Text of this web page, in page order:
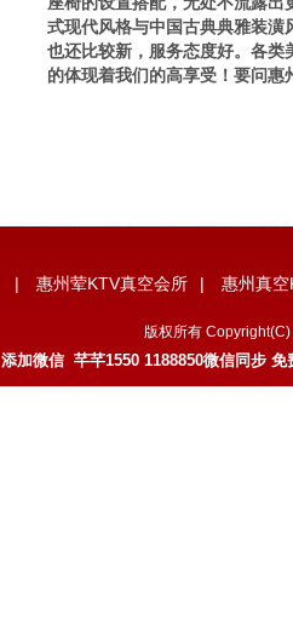
式现代风格与中国古典典雅装
也还比较新，服务态度好。各
的体现着我们的高享受！要问
| 惠州荤KTV真空会所 | 惠州真
版权所有
添加微信 芊芊1550 1188850微信同步